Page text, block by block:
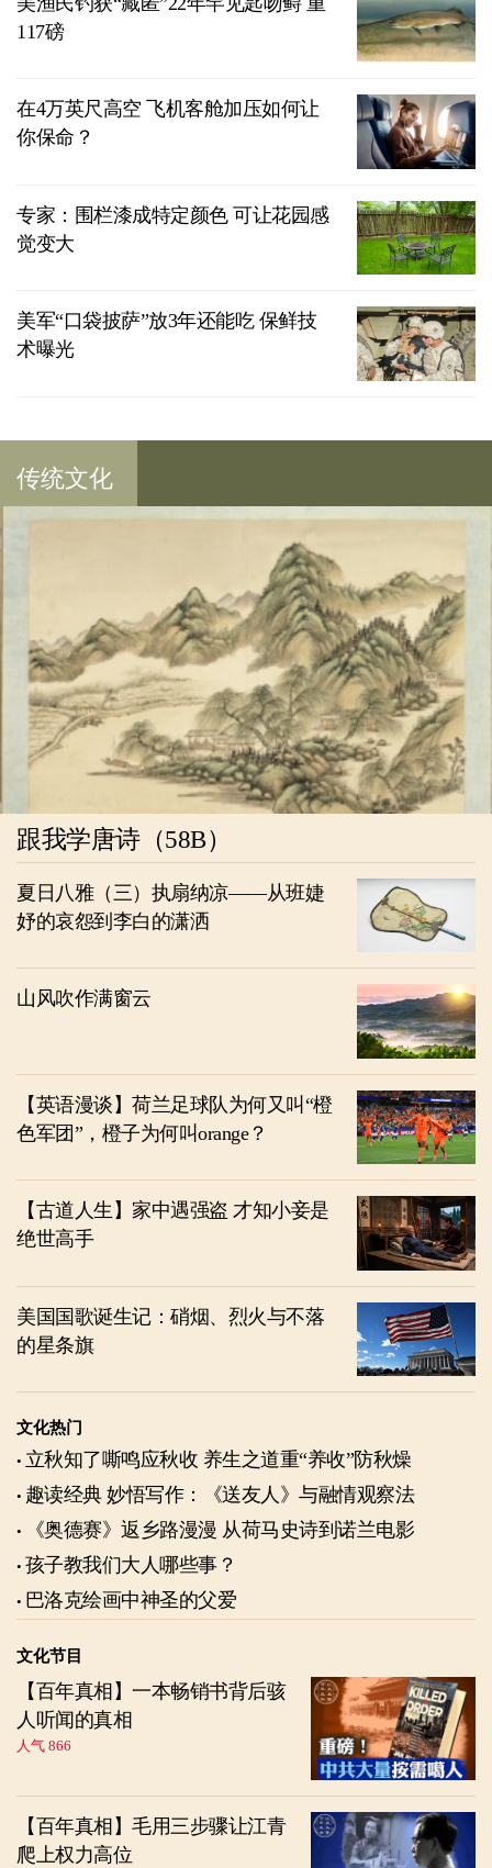
117磅
在4万英尺高空 飞机客舱加压如何让
你保命？
专家：围栏漆成特定颜色 可让花园感
觉变大
美军“口袋披萨”放3年还能吃 保鲜技
术曝光
传统文化
跟我学唐诗（58B）
夏日八雅（三）执扇纳凉——从班婕
妤的哀怨到李白的潇洒
山风吹作满窗云
【英语漫谈】荷兰足球队为何又叫“橙
色军团”，橙子为何叫orange？
【古道人生】家中遇强盗 才知小妾是
绝世高手
美国国歌诞生记：硝烟、烈火与不落
的星条旗
文化热门
立秋知了嘶鸣应秋收 养生之道重“养收”防秋燥
趣读经典 妙悟写作：《送友人》与融情观察法
《奥德赛》返乡路漫漫 从荷马史诗到诺兰电影
孩子教我们大人哪些事？
巴洛克绘画中神圣的父爱
文化节目
【百年真相】一本畅销书背后骇
人听闻的真相
人气 866
【百年真相】毛用三步骤让江青
爬上权力高位